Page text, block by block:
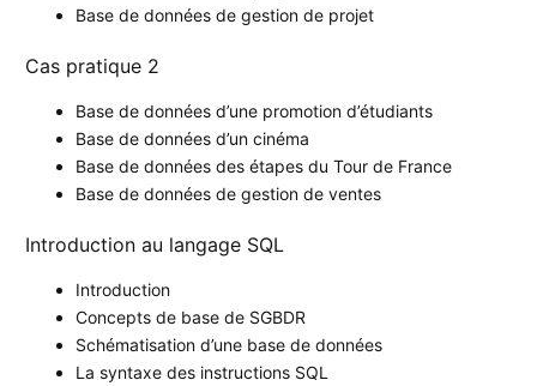
Base de données de gestion de projet
Cas pratique 2
Base de données d’une promotion d’étudiants
Base de données d’un cinéma
Base de données des étapes du Tour de France
Base de données de gestion de ventes
Introduction au langage SQL
Introduction
Concepts de base de SGBDR
Schématisation d’une base de données
La syntaxe des instructions SQL